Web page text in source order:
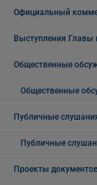
Официальный
Выступления Главы
Общественные
Общественные
Публичные
Публичные
Проекты